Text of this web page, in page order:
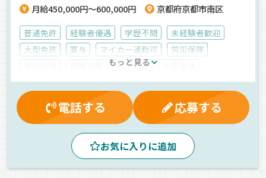
月給450,000円～600,000円
京都府京都市南区
普通免許 経験者優遇 学歴不問
未経験者歓迎
大型免許
賞与 マイカー通勤可
労災保険
厚生年金
再雇用制度
入社祝金 有給休暇 夕方 早朝
昼
真夜中 朝
エアサス
ジョロダー・ジョルダー
1人1台専用車
長距離
バックアイモニター装備
ETC搭載 雑貨
冷蔵・冷凍車 正社員
もっと見る
電話する 応募する
お気に入りに追加